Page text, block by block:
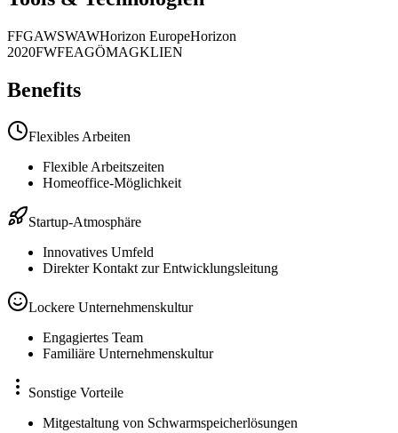
FFGAWSWAWHorizon EuropeHorizon
2020FWFEAGÖMAGKLIEN
Benefits
Flexibles Arbeiten
Flexible Arbeitszeiten
Homeoffice-Möglichkeit
Startup-Atmosphäre
Innovatives Umfeld
Direkter Kontakt zur Entwicklungsleitung
Lockere Unternehmenskultur
Engagiertes Team
Familiäre Unternehmenskultur
Sonstige Vorteile
Mitgestaltung von Schwarmspeicherlösungen